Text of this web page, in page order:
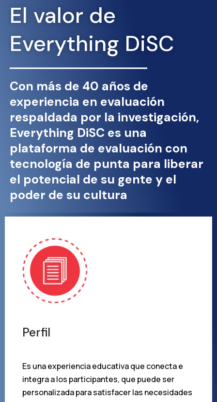
El valor de
Everything DiSC
Con más de 40 años de
experiencia en evaluación
respaldada por la investigación,
Everything DiSC es una
plataforma de evaluación con
tecnología de punta para liberar
el potencial de su gente y el
poder de su cultura
Perfil
Es una experiencia educativa que conecta e
integra a los participantes, que puede ser
personalizada para satisfacer las necesidades